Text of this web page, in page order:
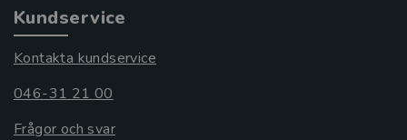
Kundservice
Kontakta kundservice
046-31 21 00
Frågor och svar